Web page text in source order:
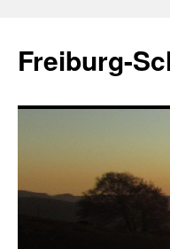
springen
Freiburg-